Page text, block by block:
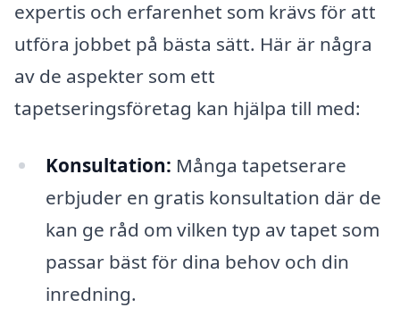
expertis och erfarenhet som krävs för att
utföra jobbet på bästa sätt. Här är några
av de aspekter som ett
tapetseringsföretag kan hjälpa till med:
Konsultation: Många tapetserare
erbjuder en gratis konsultation där de
kan ge råd om vilken typ av tapet som
passar bäst för dina behov och din
inredning.